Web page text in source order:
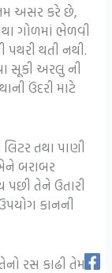
અસર કરે છે,
ગોળમાં ભેળવી
થતી નથી.
સૂકી અરલુ ની
ઉંદરી માટે
તથા પાણી
બરાબર
તેને ઉતારી
કાનની
રસ કાઢી તેમાં